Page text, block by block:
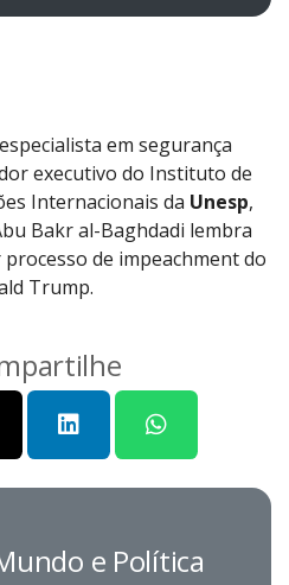
em segurança
executivo do Instituto de
Internacionais da Unesp,
Bakr al-Baghdadi lembra
de impeachment do
Trump.
e Política